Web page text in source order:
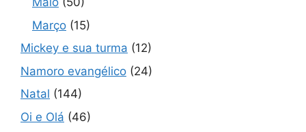
Março (15)
Mickey e sua turma (12)
Namoro evangélico (24)
Natal (144)
Oi e Olá (46)